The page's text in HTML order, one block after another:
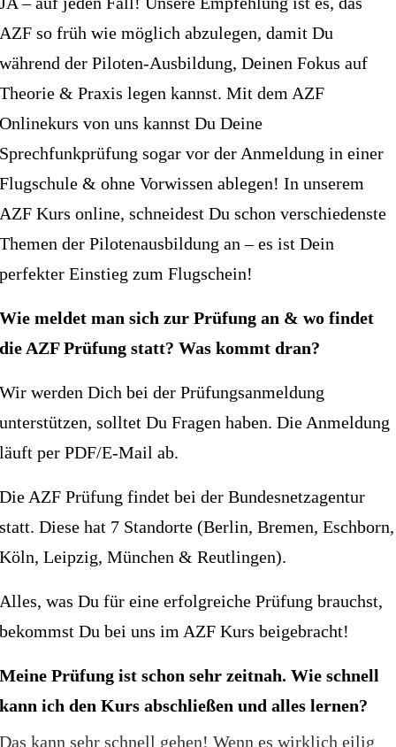
AZF so früh wie möglich abzulegen, damit Du
während der Piloten-Ausbildung, Deinen Fokus auf
Theorie & Praxis legen kannst. Mit dem AZF
Onlinekurs von uns kannst Du Deine
Sprechfunkprüfung sogar vor der Anmeldung in einer
Flugschule & ohne Vorwissen ablegen! In unserem
AZF Kurs online, schneidest Du schon verschiedenste
Themen der Pilotenausbildung an – es ist Dein
perfekter Einstieg zum Flugschein!
Wie meldet man sich zur Prüfung an & wo findet
die AZF Prüfung statt? Was kommt dran?
Wir werden Dich bei der Prüfungsanmeldung
unterstützen, solltet Du Fragen haben. Die Anmeldung
läuft per PDF/E-Mail ab.
Die AZF Prüfung findet bei der Bundesnetzagentur
statt. Diese hat 7 Standorte (Berlin, Bremen, Eschborn,
Köln, Leipzig, München & Reutlingen).
Alles, was Du für eine erfolgreiche Prüfung brauchst,
bekommst Du bei uns im AZF Kurs beigebracht!
Meine Prüfung ist schon sehr zeitnah. Wie schnell
kann ich den Kurs abschließen und alles lernen?
Das kann sehr schnell gehen! Wenn es wirklich eilig